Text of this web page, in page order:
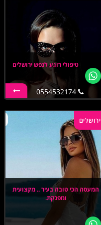
טיפולי רוגע לנפש ירושלים
0554532174
ירושלים
המעסה הכי טובה בעיר .. מקצועית
ומפנקת.